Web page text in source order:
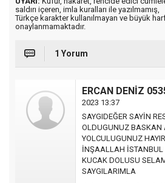
saldırı içeren, imla kuralları ile yazılmamış,
Türkçe karakter kullanılmayan ve büyük
onaylanmamaktadır.
1 Yorum
ERCAN DENİZ
2023 13:37
SAYGIDEĞER SAYİN
OLDUGUNUZ BASKAN
YOLCULUGUNUZ
İNŞAALLAH İSTANBUL
KUCAK DOLUSU
SAYGILARIMLA